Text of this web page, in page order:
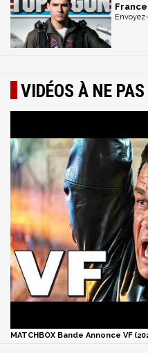
France
VIDÉOS À NE
MATCHBOX Bande Annonce VF